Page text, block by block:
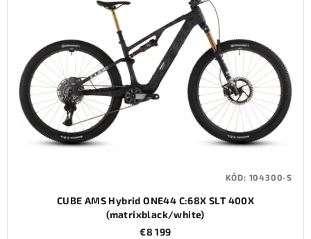
CUBE AMS Hybrid ONE44 C:68X SLT 400X
(matrixblack/white)
€8 199
KÓD: 104300-S